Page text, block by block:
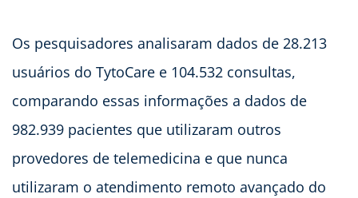
Os pesquisadores analisaram dados de 28.213
usuários do TytoCare e 104.532 consultas,
comparando essas informações a dados de
982.939 pacientes que utilizaram outros
provedores de telemedicina e que nunca
utilizaram o atendimento remoto avançado do